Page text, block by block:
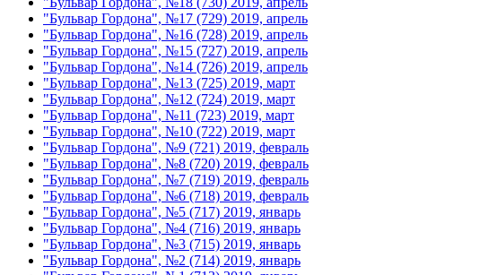
"Бульвар Гордона", №17 (729) 2019, апрель
"Бульвар Гордона", №16 (728) 2019, апрель
"Бульвар Гордона", №15 (727) 2019, апрель
"Бульвар Гордона", №14 (726) 2019, апрель
"Бульвар Гордона", №13 (725) 2019, март
"Бульвар Гордона", №12 (724) 2019, март
"Бульвар Гордона", №11 (723) 2019, март
"Бульвар Гордона", №10 (722) 2019, март
"Бульвар Гордона", №9 (721) 2019, февраль
"Бульвар Гордона", №8 (720) 2019, февраль
"Бульвар Гордона", №7 (719) 2019, февраль
"Бульвар Гордона", №6 (718) 2019, февраль
"Бульвар Гордона", №5 (717) 2019, январь
"Бульвар Гордона", №4 (716) 2019, январь
"Бульвар Гордона", №3 (715) 2019, январь
"Бульвар Гордона", №2 (714) 2019, январь